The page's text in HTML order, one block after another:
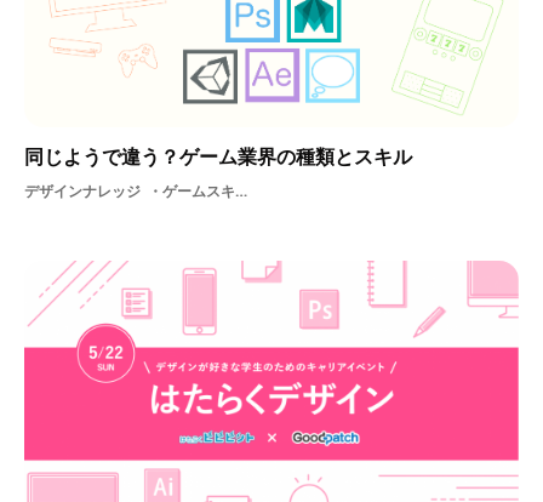
同じようで違う？ゲーム業界の種類とスキル
デザインナレッジ ゲームスキルスキルソーシャルゲームデザインツール設計ゲーム業界制作アニメーションクリエイター支援